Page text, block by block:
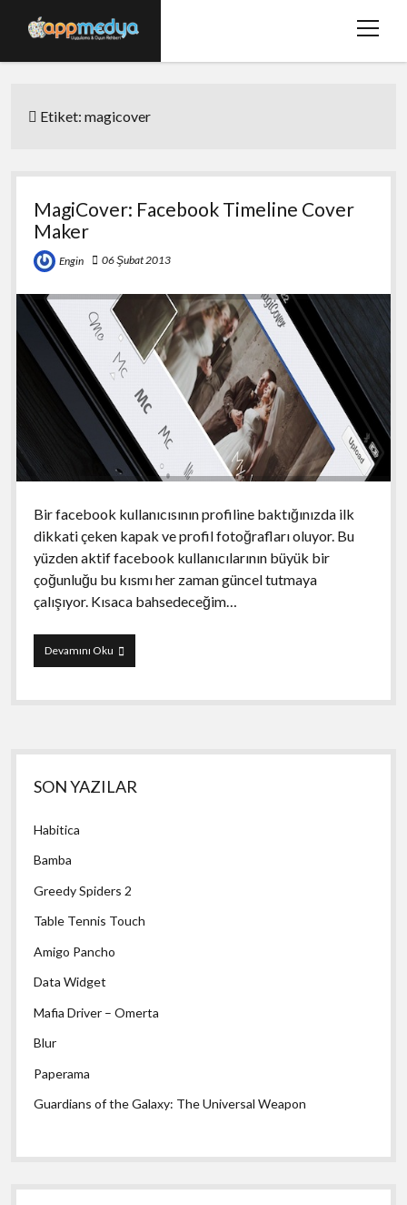
menüyü
Hakkımızda
twitterfacebook
Etiket:magicover
MagiCover: Facebook Timeline Cover
Maker
Engin 06 Şubat 2013
Bir facebook kullanıcısının profiline baktığınızda ilk
dikkati çeken kapak ve profil fotoğrafları oluyor. Bu
yüzden aktif facebook kullanıcılarının büyük bir
çoğunluğu bu kısmı her zaman güncel tutmaya
çalışıyor. Kısaca bahsedeceğim…
Devamını OkuMagiCover:
Facebook
Cover
Yan
Menü
SON YAZILAR
Habitica
Bamba
Greedy Spiders 2
Table Tennis Touch
Amigo Pancho
Data Widget
Mafia Driver – Omerta
Blur
Paperama
Guardians of the Galaxy: The Universal Weapon